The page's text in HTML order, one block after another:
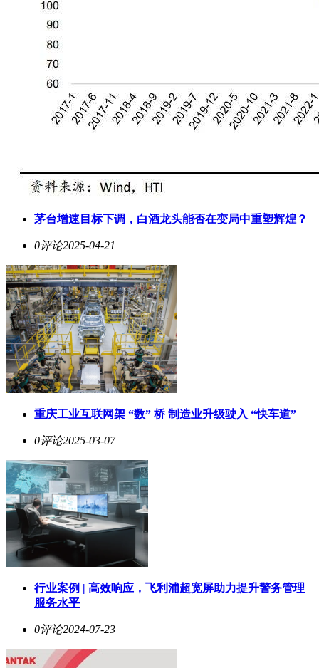
茅台增速目标下调，白酒龙头能否在变局中重塑辉煌？
0评论2025-04-21
重庆工业互联网架 “数” 桥 制造业升级驶入 “快车道”
0评论2025-03-07
行业案例 | 高效响应，飞利浦超宽屏助力提升警务管理
服务水平
0评论2024-07-23